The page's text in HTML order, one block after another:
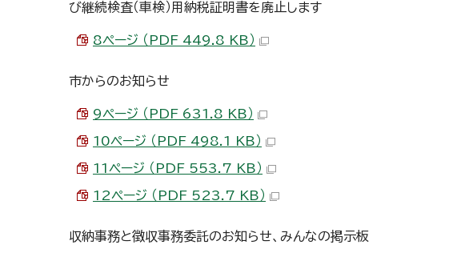
び継続検査（車検）用納税証明書を廃止します
8ページ （PDF 449.8 KB）
市からのお知らせ
9ページ （PDF 631.8 KB）
10ページ （PDF 498.1 KB）
11ページ （PDF 553.7 KB）
12ページ （PDF 523.7 KB）
収納事務と徴収事務委託のお知らせ、みんなの掲示板